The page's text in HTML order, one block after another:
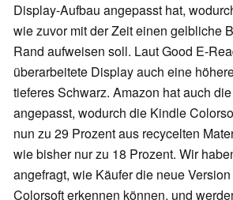
Display-Aufbau angepasst hat,
wie zuvor mit der Zeit einen gelbliche
Rand aufweisen soll. Laut Good E-
überarbeitete Display auch eine
tieferes Schwarz. Amazon hat auch
angepasst, wodurch die Kindle
nun zu 29 Prozent aus recycelten
wie bisher nur zu 18 Prozent. Wir
angefragt, wie Käufer die neue
Colorsoft erkennen können, und